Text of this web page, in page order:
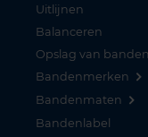
Uitlijnen
Balanceren
Opslag van banden
Bandenmerken
Bandenmaten
Bandenlabel